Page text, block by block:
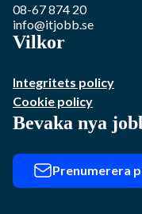
08-67 874 20
info@itjobb.se
Vilkor
Integritets policy
Cookie policy
Bevaka nya
Prenumerera